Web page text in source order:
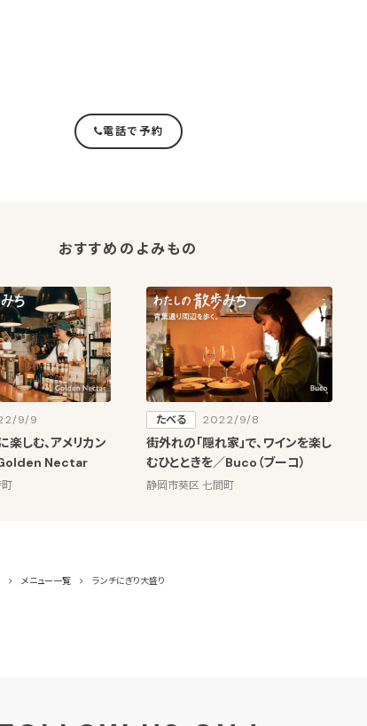
電話で予約
おすすめのよみもの
9/9
楽しむ、アメリカン
Nectar
たべる 2022/9/8
街外れの「隠れ家」で、ワインを楽し
むひとときを／Buco（ブーコ）
静岡市葵区 七間町
メニュー一覧 ランチにぎり大盛り